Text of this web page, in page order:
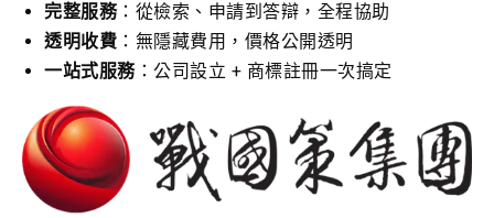
完整服務：從檢索、申請到答辯，全程協助
透明收費 ：無隱藏費用，價格公開透明
一站式服務：公司設立 + 商標註冊一次搞定